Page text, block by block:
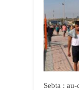
Sebta :